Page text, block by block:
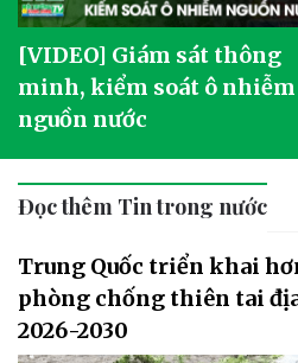
[VIDEO] Giám sát thông
minh, kiểm soát ô nhiễm
nguồn nước
Đọc thêm Tin trong nước
Trung Quốc triển khai
phòng chống thiên tai
2026-2030